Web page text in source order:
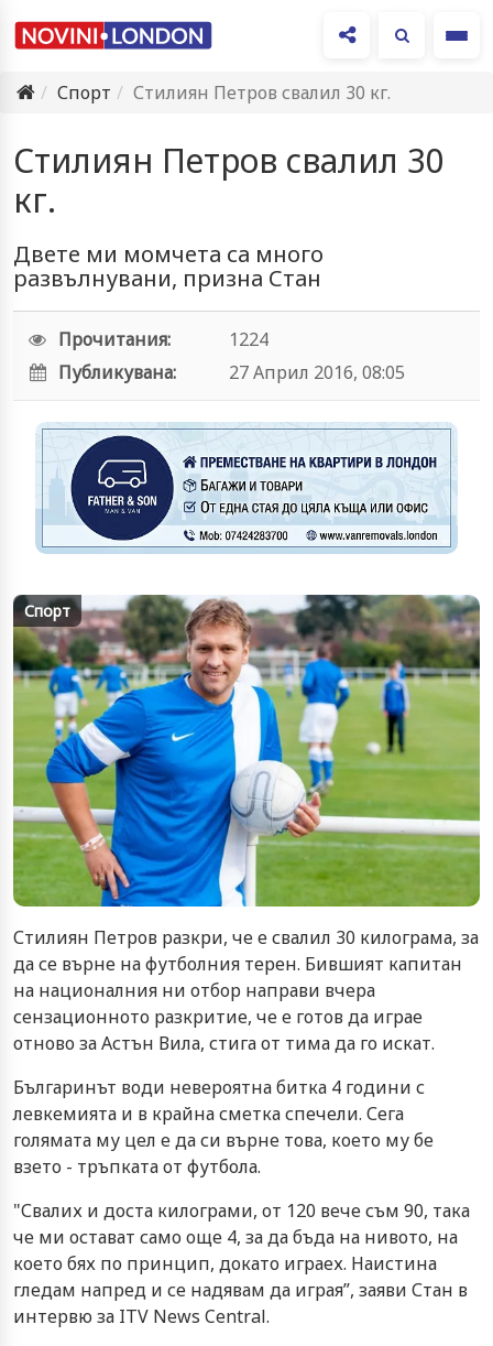
Спорт
Стилиян Петров свалил 30 кг.
Стилиян Петров свалил 30
кг.
Двете ми момчета са много
развълнувани, призна Стан
Прочитания:
1224
Публикувана:
27 Април 2016, 08:05
Спорт
Стилиян Петров разкри, че е свалил 30 килограма, за
да се върне на футболния терен. Бившият капитан
на националния ни отбор направи вчера
сензационното разкритие, че е готов да играе
отново за Астън Вила, стига от тима да го искат.
Българинът води невероятна битка 4 години с
левкемията и в крайна сметка спечели. Сега
голямата му цел е да си върне това, което му бе
взето - тръпката от футбола.
"Свалих и доста килограми, от 120 вече съм 90, така
че ми остават само още 4, за да бъда на нивото, на
което бях по принцип, докато играех. Наистина
гледам напред и се надявам да играя”, заяви Стан в
интервю за ITV News Central.